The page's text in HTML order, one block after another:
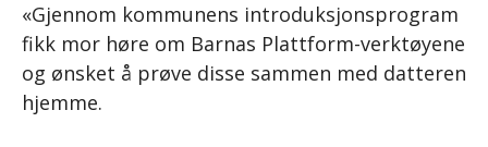
«Gjennom kommunens introduksjonsprogram
fikk mor høre om Barnas Plattform-verktøyene
og ønsket å prøve disse sammen med datteren
hjemme.